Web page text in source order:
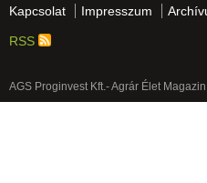
Kapcsolat Impresszum
RSS
AGS Proginvest Kft.- Agrár Élet